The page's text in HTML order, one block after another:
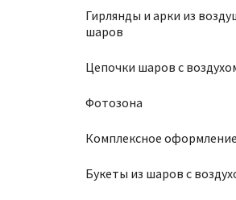
Гирлянды и арки из
шаров
Цепочки шаров с
Фотозона
Комплексное оформление
Букеты из шаров с